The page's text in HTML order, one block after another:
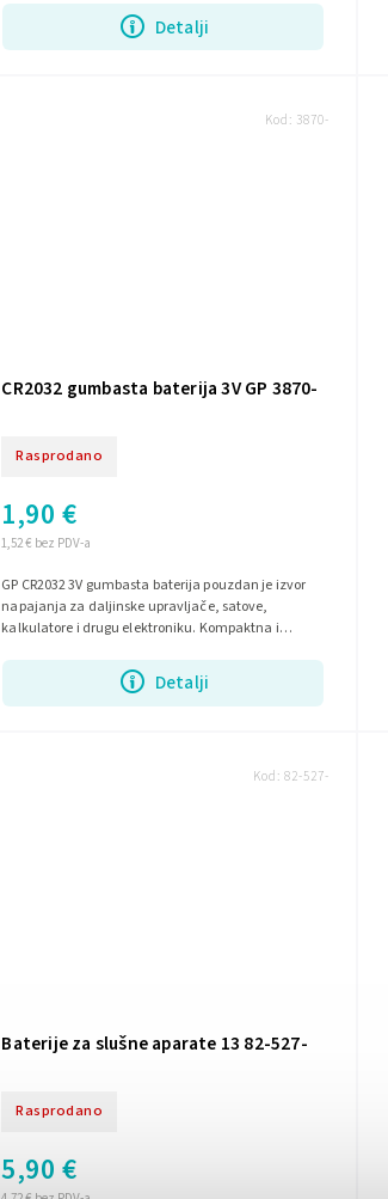
Detalji
CR2032 gumbasta baterija 3V GP 3870-
Rasprodano
1,52 € bez PDV-a
1,90 €
Detalji
GP CR2032 3V gumbasta baterija pouzdan je izvor
napajanja za daljinske upravljače, satove,
kalkulatore i drugu elektroniku. Kompaktna i
Kod: 3870-
Baterije za slušne aparate 13 82-527-
Rasprodano
5,90 €
Kod: 82-527-